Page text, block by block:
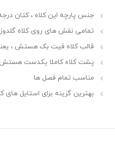
جنس پارچه این کلاه ، کتان
تمامی نقش های روی کلاه
قالب کلاه فیت بک هستش ،
پشت کلاه کاملا یکدست هستش
مناسب تمام فصل ها
بهترین گزینه برای استایل های